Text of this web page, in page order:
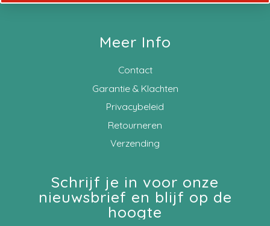
Meer Info
Contact
Garantie & Klachten
Privacybeleid
Retourneren
Verzending
Schrijf je in voor onze
nieuwsbrief en blijf op de
hoogte